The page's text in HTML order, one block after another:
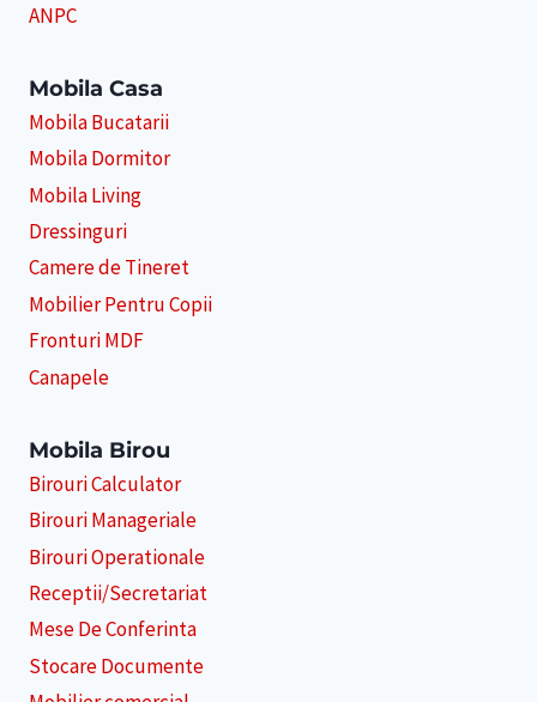
ANPC
Mobila Casa
Mobila Bucatarii
Mobila Dormitor
Mobila Living
Dressinguri
Camere de Tineret
Mobilier Pentru Copii
Fronturi MDF
Canapele
Mobila Birou
Birouri Calculator
Birouri Manageriale
Birouri Operationale
Receptii/Secretariat
Mese De Conferinta
Stocare Documente